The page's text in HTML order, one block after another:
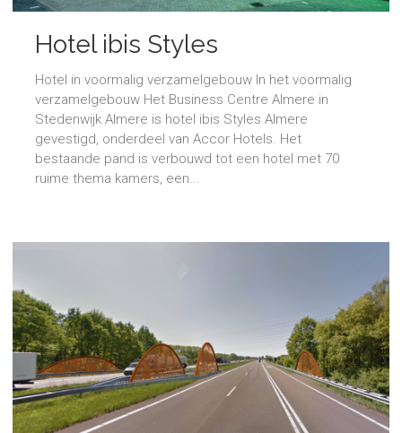
Hotel ibis Styles
Hotel in voormalig verzamelgebouw In het voormalig
verzamelgebouw Het Business Centre Almere in
Stedenwijk Almere is hotel ibis Styles Almere
gevestigd, onderdeel van Accor Hotels. Het
bestaande pand is verbouwd tot een hotel met 70
ruime thema kamers, een...